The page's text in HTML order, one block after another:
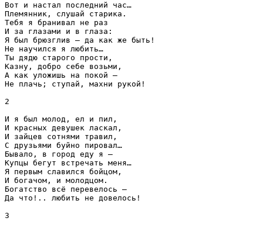
Вот и настал последний час…
Племянник, слушай старика.
Тебя я бранивал не раз
И за глазами и в глаза:
Я был брюзглив — да как же быть!
Не научился я любить…
Ты дядю старого прости,
Казну, добро себе возьми,
А как уложишь на покой —
Не плачь; ступай, махни рукой!
2
И я был молод, ел и пил,
И красных девушек ласкал,
И зайцев сотнями травил,
С друзьями буйно пировал…
Бывало, в город еду я —
Купцы бегут встречать меня…
Я первым славился бойцом,
И богачом, и молодцом.
Богатство всё перевелось —
Да что!.. любить не довелось!
3